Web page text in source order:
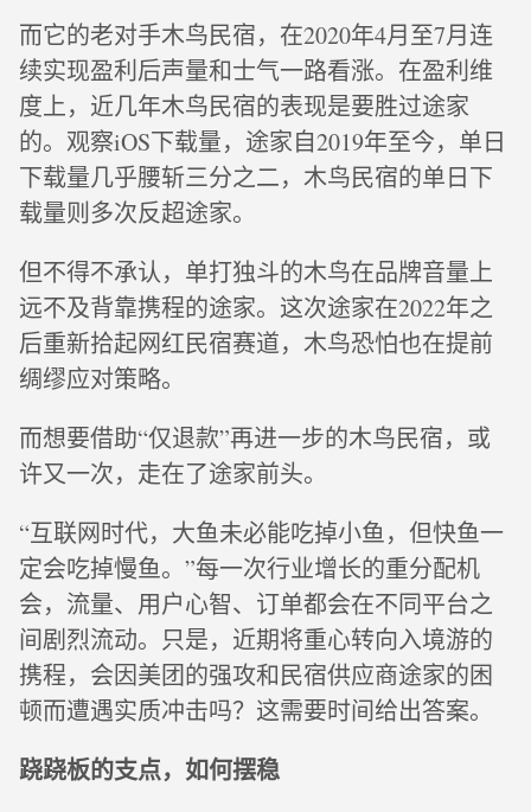
而它的老对手木鸟民宿，在2020年4月至7月连
续实现盈利后声量和士气一路看涨。在盈利维
度上，近几年木鸟民宿的表现是要胜过途家
的。观察iOS下载量，途家自2019年至今，单日
下载量几乎腰斩三分之二，木鸟民宿的单日下
载量则多次反超途家。
但不得不承认，单打独斗的木鸟在品牌音量上
远不及背靠携程的途家。这次途家在2022年之
后重新拾起网红民宿赛道，木鸟恐怕也在提前
绸缪应对策略。
而想要借助“仅退款”再进一步的木鸟民宿，或
许又一次，走在了途家前头。
“互联网时代，大鱼未必能吃掉小鱼，但快鱼一
定会吃掉慢鱼。”每一次行业增长的重分配机
会，流量、用户心智、订单都会在不同平台之
间剧烈流动。只是，近期将重心转向入境游的
携程，会因美团的强攻和民宿供应商途家的困
顿而遭遇实质冲击吗？这需要时间给出答案。
跷跷板的支点，如何摆稳